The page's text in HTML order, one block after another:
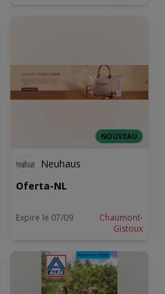
NOUVEAU
Neuhaus
Oferta-NL
Expire le 07/09
Chaumont-
Gistoux